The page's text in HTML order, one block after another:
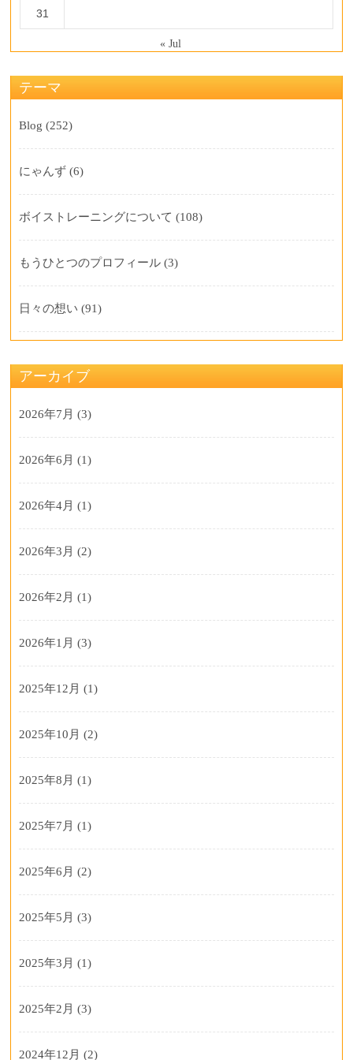
31
« Jul
テーマ
Blog (252)
にゃんず (6)
ボイストレーニングについて (108)
もうひとつのプロフィール (3)
日々の想い (91)
アーカイブ
2026年7月 (3)
2026年6月 (1)
2026年4月 (1)
2026年3月 (2)
2026年2月 (1)
2026年1月 (3)
2025年12月 (1)
2025年10月 (2)
2025年8月 (1)
2025年7月 (1)
2025年6月 (2)
2025年5月 (3)
2025年3月 (1)
2025年2月 (3)
2024年12月 (2)